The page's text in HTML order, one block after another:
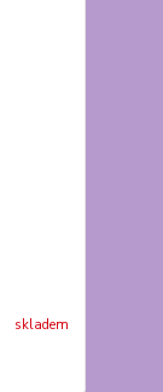
skladem